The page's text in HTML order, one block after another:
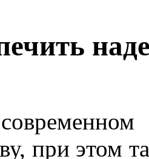
при этом